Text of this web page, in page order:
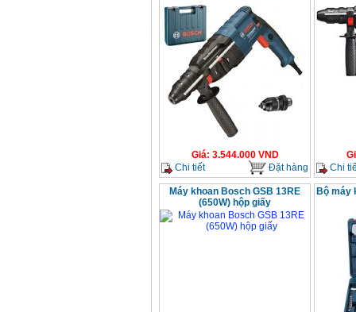
Giá: 3.544.000VND
Chi tiết
Đặt hàng
Chi
Máy khoan Bosch GSB 13RE
(650W) hộp giấy
Bộ máy